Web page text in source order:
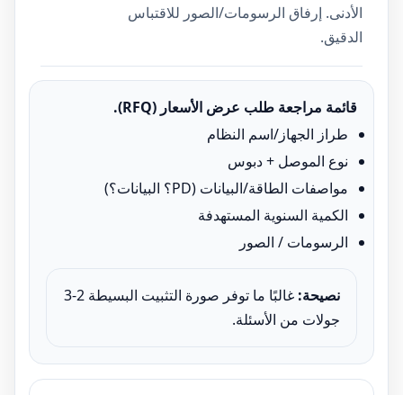
الأدنى. إرفاق الرسومات/الصور للاقتباس
الدقيق.
قائمة مراجعة طلب عرض الأسعار (RFQ).
طراز الجهاز/اسم النظام
نوع الموصل + دبوس
مواصفات الطاقة/البيانات (PD؟ البيانات؟)
الكمية السنوية المستهدفة
الرسومات / الصور
نصيحة:
غالبًا ما توفر صورة التثبيت البسيطة 2-3
جولات من الأسئلة.